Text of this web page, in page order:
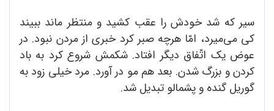
سیر که شد خودش را عقب کشید و منتظر ماند ببیند
کی می‌میرد، امّا هرچه صبر کرد خبری از مردن نبود. در
عوض یک اتّفاق دیگر افتاد. شکمش شروع کرد به باد
کردن و بزرگ شدن. بعد هم مو در آورد. مرد خیلی زود به
گوریل گنده و پشمالو تبدیل شد.